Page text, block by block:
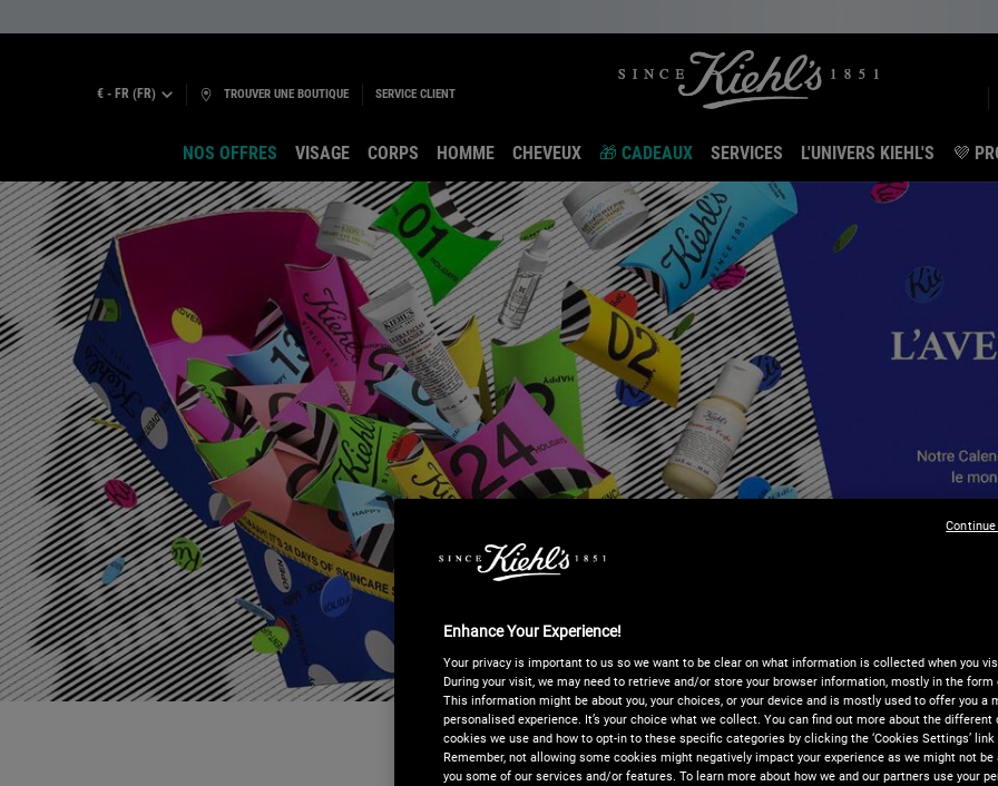
€ - FR (FR) TROUVER UNE BOUTIQUE SERVICE CLIENT
NOS OFFRES VISAGE CORPS HOMME CHEVEUX 🎁 CADEAUX SERVICES L'UNIVERS KIEHL'S 💜
Main content
Enhance Your Experience!
Your privacy is important to us so we want to be clear on what information is collected when you
During your visit, we may need to retrieve and/or store your browser information, mostly in the
This information might be about you, your choices, or your device and is mostly used to offer you a
personalised experience. It’s your choice what we collect. You can find out more about the
cookies we use and how to opt-in to these specific categories by clicking the ‘Cookies Settings’ link
Remember, not allowing some cookies might negatively impact your experience as we might not
you some of our services and/or features. To learn more about how we and our partners use your